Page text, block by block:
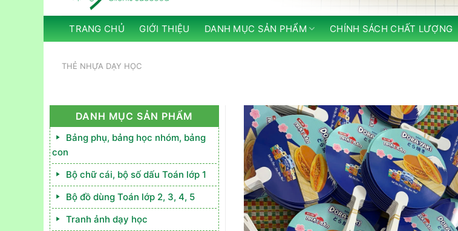
TRANG CHỦ GIỚI THIỆU DANH MỤC SẢN PHẨM CHÍNH SÁCH CHẤT LƯỢNG
THẺ NHỰA DẠY HỌC
DANH MỤC SẢN PHẨM
Bảng phụ, bảng học nhóm, bảng
con
Bộ chữ cái, bộ số dấu Toán lớp 1
Bộ đồ dùng Toán lớp 2, 3, 4, 5
Tranh ảnh dạy học